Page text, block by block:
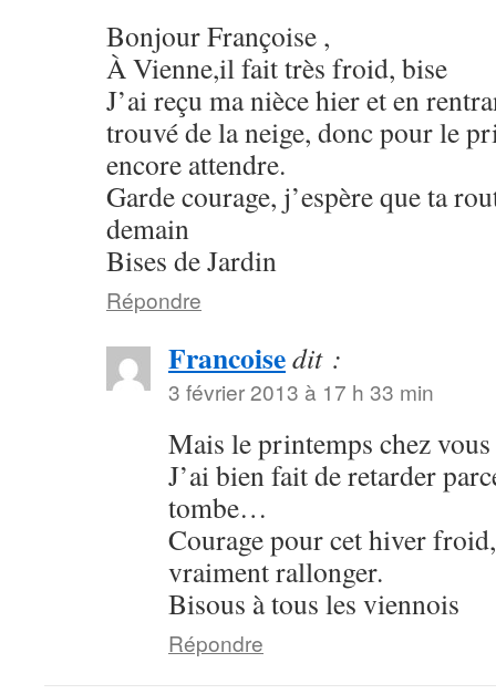
Bonjour Françoise ,
À Vienne,il fait très froid, bise
J’ai reçu ma nièce hier et en
trouvé de la neige, donc pour le
encore attendre.
Garde courage, j’espère que ta
demain
Bises de Jardin
Répondre
Francoisedit :
3 février 2013 à 17 h 33 min
Mais le printemps chez
J’ai bien fait de retarder
tombe…
Courage pour cet hiver
vraiment rallonger.
Bisous à tous les viennois
Répondre